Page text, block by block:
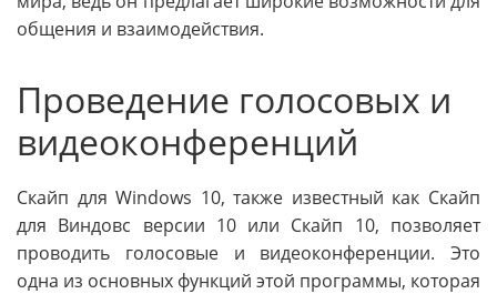
общения и взаимодействия.
Проведение голосовых и
видеоконференций
Скайп для Windows 10, также известный как Скайп
для Виндовс версии 10 или Скайп 10, позволяет
проводить голосовые и видеоконференции. Это
одна из основных функций этой программы, которая